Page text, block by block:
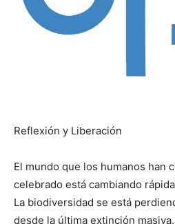
Reflexión y Liberación
El mundo que los humanos han
celebrado está cambiando
La biodiversidad se está
desde la última extinción